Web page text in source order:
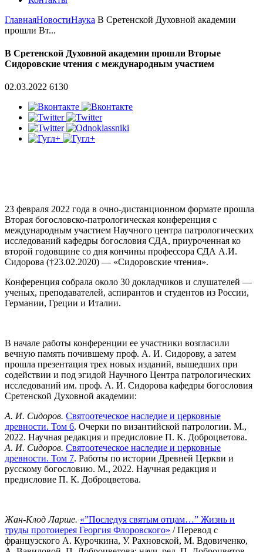
ГлавнаяНовостиНаука В Сретенской Духовной академии
прошли Вт...
В Сретенской Духовной академии прошли Вторые
Сидоровские чтения с международным участием
02.03.2022 6130
23 февраля 2022 года в очно-дистанционном формате прошла
Вторая богословско-патрологическая конференция с
международным участием Научного центра патрологических
исследований кафедры богословия СДА, приуроченная ко
второй годовщине со дня кончины профессора СДА А.И.
Сидорова (†23.02.2020) — «Сидоровские чтения».
Конференция собрала около 30 докладчиков и слушателей —
ученых, преподавателей, аспирантов и студентов из России,
Германии, Греции и Италии.
В начале работы конференции ее участники возгласили
вечную память почившему проф. А. И. Сидорову, а затем
прошла презентация трех новых изданий, вышедших при
содействии и под эгидой Научного Центра патрологических
исследований им. проф. А. И. Сидорова кафедры богословия
Сретенской Духовной академии:
А. И. Сидоров. Святоотеческое наследие и церковные
древности. Том 6. Очерки по византийской патрологии. М.,
2022. Научная редакция и предисловие П. К. Доброцветова.
А. И. Сидоров. Святоотеческое наследие и церковные
древности. Том 7. Работы по истории Древней Церкви и
русскому богословию. М., 2022. Научная редакция и
предисловие П. К. Доброцветова.
Жан-Клод Ларше. «”Последуя святым отцам…” Жизнь и
труды протоиерея Георгия Флоровского» / Перевод с
французского А. Курочкина, У. Рахновской, М. Вдовиченко,